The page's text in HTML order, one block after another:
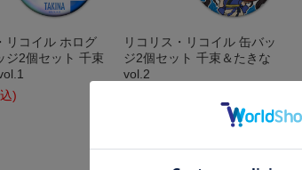
リコイル ホログ
ジ2個セット 千束
)
リコリス・リコイル 缶バッ
ジ2個セット 千束＆たきな
vol.2